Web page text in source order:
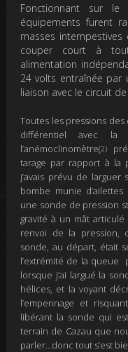
Fonctionnant sur
équipements furent
masses
couper court à
alimentation
24 volts entraînée
liaison avec le circuit
Toutes les pressions
différentiel avec
l’anémoclinomètre(2)
tarage par rapport à la
j’avais prévu de larguer
bombe munie
une sonde de pression
gravité à un mât
renvoi de la pression,
sonde, au départ, était
l’extrémité de la queue
lorsque j’ai largué la
hélices, et la voyant
l’empennage et
libérant la sonde qui
terrain de Cazau que
parler…donc tout s’est